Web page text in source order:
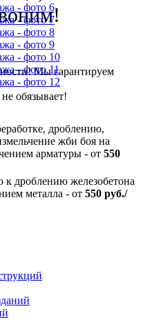
Мы гарантируем
обязывает!
дроблению,
жби боя на
арматуры - от 550
к дроблению железобетона
металла - от 550 руб./